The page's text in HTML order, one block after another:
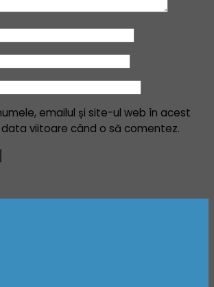
emailul și site-ul web în acest
viitoare când o să comentez.